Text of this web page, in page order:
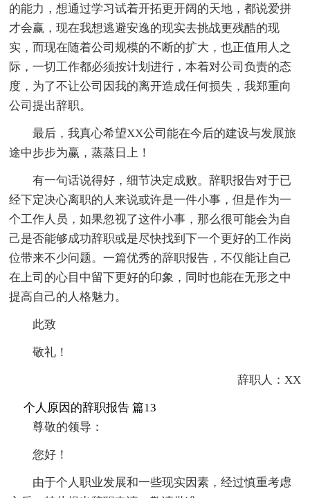
的能力，想通过学习试着开拓更开阔的天地，都说爱拼
才会赢，现在我想逃避安逸的现实去挑战更残酷的现
实，而现在随着公司规模的不断的扩大，也正值用人之
际，一切工作都必须按计划进行，本着对公司负责的态
度，为了不让公司因我的离开造成任何损失，我郑重向
公司提出辞职。
最后，我真心希望XX公司能在今后的建设与发展旅
途中步步为赢，蒸蒸日上！
有一句话说得好，细节决定成败。辞职报告对于已
经下定决心离职的人来说或许是一件小事，但是作为一
个工作人员，如果忽视了这件小事，那么很可能会为自
己是否能够成功辞职或是尽快找到下一个更好的工作岗
位带来不少问题。一篇优秀的辞职报告，不仅能让自己
在上司的心目中留下更好的印象，同时也能在无形之中
提高自己的人格魅力。
此致
敬礼！
辞职人：XX
个人原因的辞职报告 篇13
尊敬的领导：
您好！
由于个人职业发展和一些现实因素，经过慎重考虑